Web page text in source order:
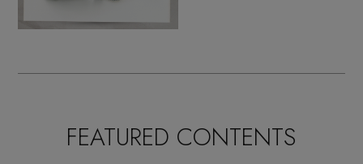
FEATURED CONTENTS